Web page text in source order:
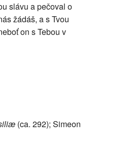
slávu a pečoval o
žádáš, a s Tvou
on s Tebou v
(ca. 292); Simeon